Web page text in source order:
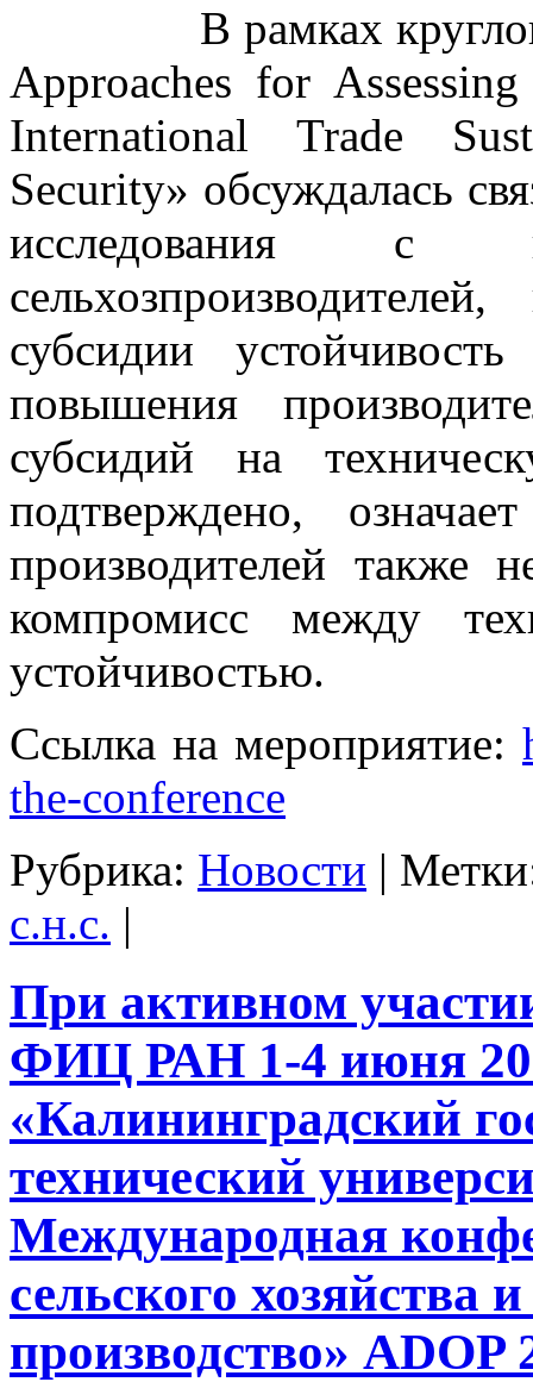
В рамках круглого
Approaches for
International Trade
Security» обсуждалась
исследования с
субсидии
повышения
субсидий на
подтверждено,
производителей также
компромисс между
устойчивостью.
Ссылка на мероприятие:
the-conference
Рубрика: Новости |
с.н.с. |
При активном
ФИЦ РАН 1-4 июня
«Калининградский
технический
Международная
сельского хозяйства
производство» ADOP